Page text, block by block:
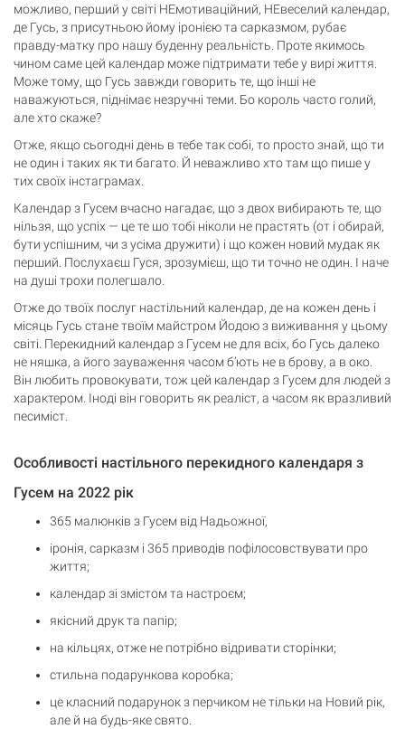
можливо, перший у світі НЕмотиваційний, НЕвеселий календар,
де Гусь, з присутньою йому іронією та сарказмом, рубає
правду-матку про нашу буденну реальність. Проте якимось
чином саме цей календар може підтримати тебе у вирі життя.
Може тому, що Гусь завжди говорить те, що інші не
наважуються, піднімає незручні теми. Бо король часто голий,
але хто скаже?
Отже, якщо сьогодні день в тебе так собі, то просто знай, що ти
не один і таких як ти багато. Й неважливо хто там що пише у
тих своїх інстаграмах.
Календар з Гусем вчасно нагадає, що з двох вибирають те, що
нільзя, що успіх — це те шо тобі ніколи не прастять (от і обирай,
бути успішним, чи з усіма дружити) і що кожен новий мудак як
перший. Послухаєш Гуся, зрозумієш, що ти точно не один. І наче
на душі трохи полегшало.
Отже до твоїх послуг настільний календар, де на кожен день і
місяць Гусь стане твоїм майстром Йодою з виживання у цьому
світі. Перекидний календар з Гусем не для всіх, бо Гусь далеко
не няшка, а його зауваження часом б’ють не в брову, а в око.
Він любить провокувати, тож цей календар з Гусем для людей з
характером. Іноді він говорить як реаліст, а часом як вразливий
песиміст.
Особливості настільного перекидного календаря з
Гусем на 2022 рік
365 малюнків з Гусем від Надьожної,
іронія, сарказм і 365 приводів пофілосовствувати про
життя;
календар зі змістом та настроєм;
якісний друк та папір;
на кільцях, отже не потрібно відривати сторінки;
стильна подарункова коробка;
це класний подарунок з перчиком не тільки на Новий рік,
але й на будь-яке свято.
Кошик0 товари
Кошик порожній